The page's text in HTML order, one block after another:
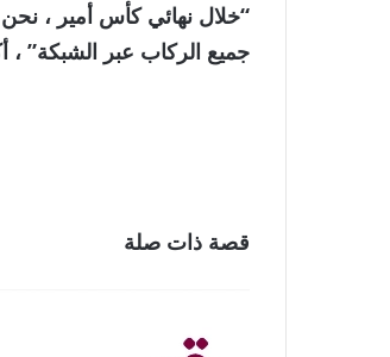
“خلال نهائي كأس أمير ،
جميع الركاب عبر الشبكة” ،
قصة ذات صلة